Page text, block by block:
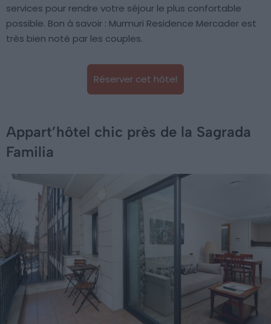
services pour rendre votre séjour le plus confortable
possible. Bon à savoir : Murmuri Residence Mercader est
très bien noté par les couples.
Réserver cet hôtel
Appart’hôtel chic près de la Sagrada
Familia